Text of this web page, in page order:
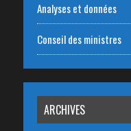
Analyses et données
Conseil des ministres
ARCHIVES